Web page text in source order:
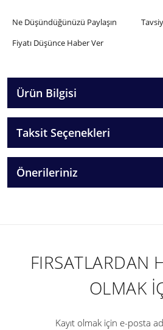
Ne Düşündüğünüzü Paylaşın
Fiyatı Düşünce Haber Ver
Ürün Bilgisi
Taksit Seçenekleri
Önerileriniz
FIRSATLARDAN
OLMAK